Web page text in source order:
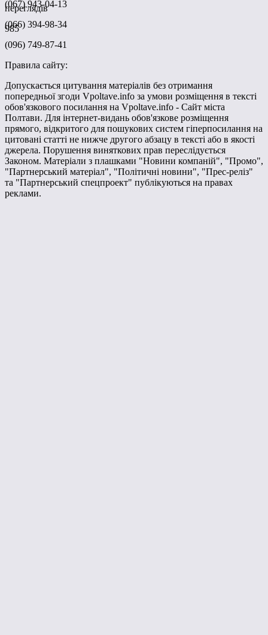
переглядів
985
(067) 943-04-13
(066) 394-98-34
(096) 749-87-41
Правила сайту:
Допускається цитування матеріалів без отримання
попередньої згоди Vpoltave.info за умови розміщення в тексті
обов'язкового посилання на Vpoltave.info - Сайт міста
Полтави. Для інтернет-видань обов'язкове розміщення
прямого, відкритого для пошукових систем гіперпосилання на
цитовані статті не нижче другого абзацу в тексті або в якості
джерела. Порушення виняткових прав переслідується
Законом. Матеріали з плашками "Новини компаній", "Промо",
"Партнерський матеріал", "Політичні новини", "Прес-реліз"
та "Партнерський спецпроект" публікуються на правах
реклами.